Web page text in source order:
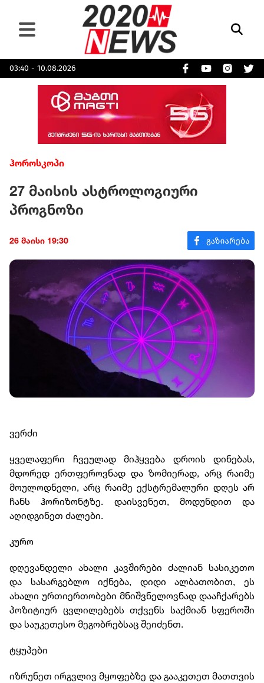
03:40 - 10.08.2026
ჰოროსკოპი
27 მაისის ასტროლოგიური
პროგნოზი
26 მაისი 19:30
ვერძი
ყველაფერი ჩვეულად მიჰყვება დროის დინებას,
მდორედ ერთფეროვნად და ზომიერად, არც რაიმე
მოულოდნელი, არც რაიმე ექსტრემალური დღეს არ
ჩანს ჰორიზონტზე. დაისვენეთ, მოდუნდით და
აღიდგინეთ ძალები.
კურო
დღევანდელი ახალი კავშირები ძალიან სასიკეთო
და სასარგებლო იქნება, დიდი ალბათობით, ეს
ახალი ურთიერთობები მნიშვნელოვნად დააჩქარებს
პოზიტიურ ცვლილებებს თქვენს საქმიან სფეროში
და საუკეთესო მეგობრებსაც შეიძენთ.
ტყუპები
იზრუნეთ ირგვლივ მყოფებზე და გააკეთეთ მათთვის